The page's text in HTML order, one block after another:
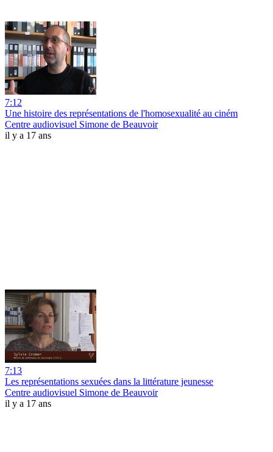
7:12
Une histoire des représentations de l'homosexualité au ciném
Centre audiovisuel Simone de Beauvoir
il y a 17 ans
7:13
Les représentations sexuées dans la littérature jeunesse
Centre audiovisuel Simone de Beauvoir
il y a 17 ans